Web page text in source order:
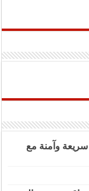
2026 – استضافة سريعة وآمنة مع